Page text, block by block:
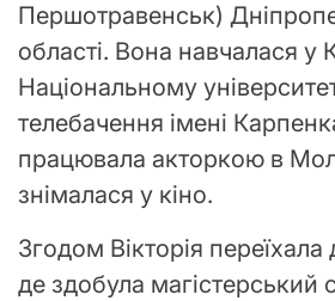
Першотравенськ)
області. Вона навчалася у
Національному
телебачення імені
працювала акторкою в
знімалася у кіно.
Згодом Вікторія
де здобула магістерський